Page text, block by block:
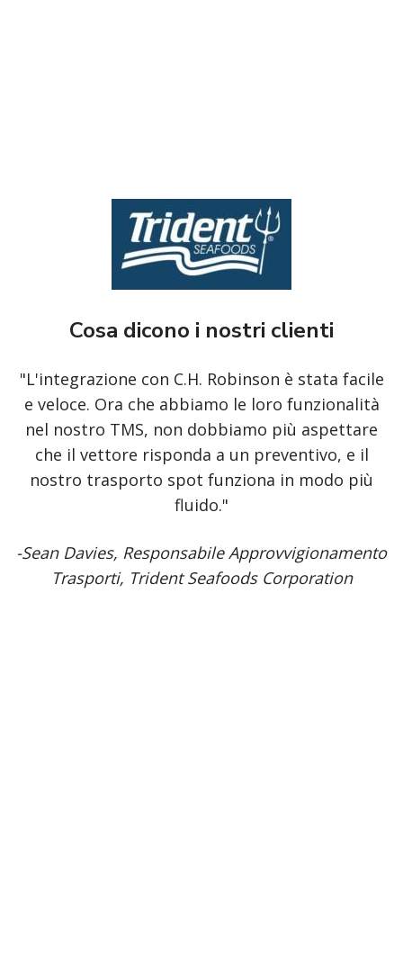
Cosa dicono i nostri clienti
"L'integrazione con C.H. Robinson è stata facile
e veloce. Ora che abbiamo le loro funzionalità
nel nostro TMS, non dobbiamo più aspettare
che il vettore risponda a un preventivo, e il
nostro trasporto spot funziona in modo più
fluido."
-Sean Davies, Responsabile Approvvigionamento
Trasporti, Trident Seafoods Corporation